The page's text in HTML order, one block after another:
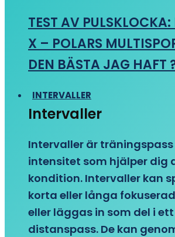
TEST AV
X – POLARS
DEN BÄSTA JAG HAFT
INTERVALLER
Intervaller
Intervaller är
intensitet som hjälper dig
kondition. Intervaller kan
korta eller långa
eller läggas in som del i
distanspass. De kan